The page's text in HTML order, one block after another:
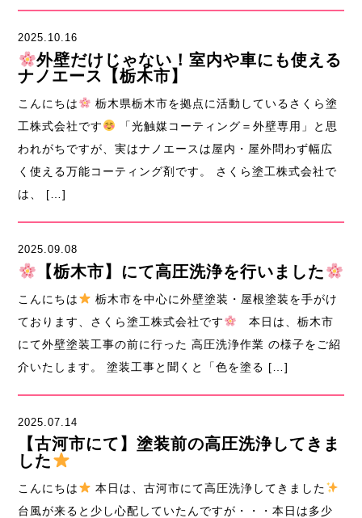
2025.10.16
外壁だけじゃない！室内や車にも使える
ナノエース【栃木市】
こんにちは
栃木県栃木市を拠点に活動しているさくら塗
工株式会社です
「光触媒コーティング＝外壁専用」と思
われがちですが、実はナノエースは屋内・屋外問わず幅広
く使える万能コーティング剤です。 さくら塗工株式会社で
は、 […]
2025.09.08
【栃木市】にて高圧洗浄を行いました
こんにちは
栃木市を中心に外壁塗装・屋根塗装を手がけ
ております、さくら塗工株式会社です
本日は、栃木市
にて外壁塗装工事の前に行った 高圧洗浄作業 の様子をご紹
介いたします。 塗装工事と聞くと「色を塗る […]
2025.07.14
【古河市にて】塗装前の高圧洗浄してきま
した
こんにちは
本日は、古河市にて高圧洗浄してきました
台風が来ると少し心配していたんですが・・・本日は多少